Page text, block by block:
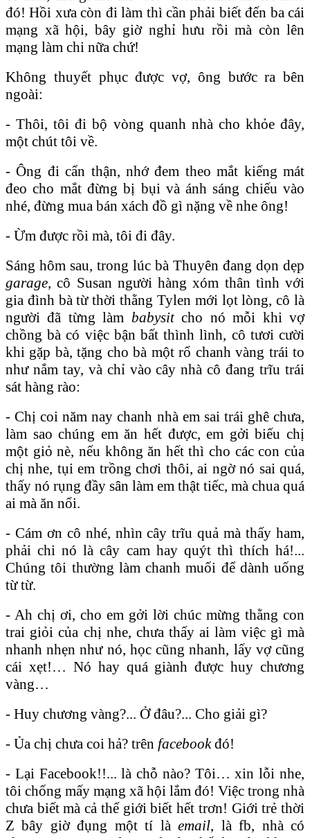
đó! Hồi xưa còn đi làm thì cần phải biết đến ba cái
mạng xã hội, bây giờ nghỉ hưu rồi mà còn lên
mạng làm chi nữa chứ!
Không thuyết phục được vợ, ông bước ra bên
ngoài:
- Thôi, tôi đi bộ vòng quanh nhà cho khỏe đây,
một chút tôi về.
- Ông đi cẩn thận, nhớ đem theo mắt kiếng mát
đeo cho mắt đừng bị bụi và ánh sáng chiếu vào
nhé, đừng mua bán xách đồ gì nặng về nhe ông!
- Ừm được rồi mà, tôi đi đây.
Sáng hôm sau, trong lúc bà Thuyên đang dọn dẹp
garage, cô Susan người hàng xóm thân tình với
gia đình bà từ thời thằng Tylen mới lọt lòng, cô là
người đã từng làm babysitcho nó mỗi khi vợ
chồng bà có việc bận bất thình lình, cô tươi cười
khi gặp bà, tặng cho bà một rổ chanh vàng trái to
như nắm tay, và chỉ vào cây nhà cô đang trĩu trái
sát hàng rào:
- Chị coi năm nay chanh nhà em sai trái ghê chưa,
làm sao chúng em ăn hết được, em gởi biếu chị
một giỏ nè, nếu không ăn hết thì cho các con của
chị nhe, tụi em trồng chơi thôi, ai ngờ nó sai quá,
thấy nó rụng đầy sân làm em thật tiếc, mà chua quá
ai mà ăn nổi.
- Cám ơn cô nhé, nhìn cây trĩu quả mà thấy ham,
phải chi nó là cây cam hay quýt thì thích há!...
Chúng tôi thường làm chanh muối để dành uống
từ từ.
- Ah chị ơi, cho em gởi lời chúc mừng thằng con
trai giỏi của chị nhe, chưa thấy ai làm việc gì mà
nhanh nhẹn như nó, học cũng nhanh, lấy vợ cũng
cái xẹt!… Nó hay quá giành được huy chương
vàng…
- Huy chương vàng?... Ở đâu?... Cho giải gì?
- Ủa chị chưa coi hả? trên facebookđó!
- Lại Facebook!!... là chỗ nào? Tôi… xin lỗi nhe,
tôi chống mấy mạng xã hội lắm đó! Việc trong nhà
chưa biết mà cả thế giới biết hết trơn! Giới trẻ thời
Z bây giờ đụng một tí làemail, là fb, nhà có